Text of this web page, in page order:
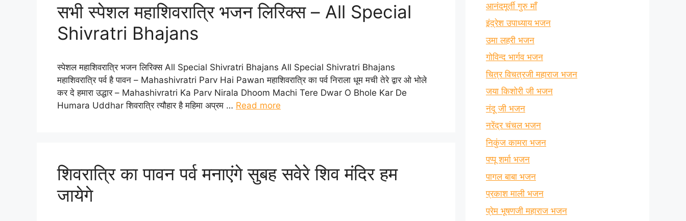
सभी स्पेशल महाशिवरात्रि भजन लिरिक्स – All Special
Shivratri Bhajans
स्पेशल महाशिवरात्रि भजन लिरिक्स All Special Shivratri Bhajans All Special Shivratri Bhajans
महाशिवरात्रि पर्व है पावन – Mahashivratri Parv Hai Pawan महाशिवरात्रि का पर्व निराला धूम मची तेरे द्वार ओ भोले
कर दे हमारा उद्धार – Mahashivratri Ka Parv Nirala Dhoom Machi Tere Dwar O Bhole Kar De
Humara Uddhar शिवरात्रि त्यौहार है महिमा अप्रम … Read more
शिवरात्रि का पावन पर्व मनाएंगे सुबह सवेरे शिव मंदिर हम
जायेगे
आनंदमूर्ती गुरु माँ
इंद्रेश उपाध्याय भजन
उमा लहरी भजन
गोविन्द भार्गव भजन
चित्र विचत्रजी महाराज भजन
जया किशोरी जी भजन
नंदू जी भजन
नरेंद्र चंचल भजन
निकुंज कामरा भजन
पप्पू शर्मा भजन
पागल बाबा भजन
प्रकाश माली भजन
प्रेम भूषणजी महाराज भजन